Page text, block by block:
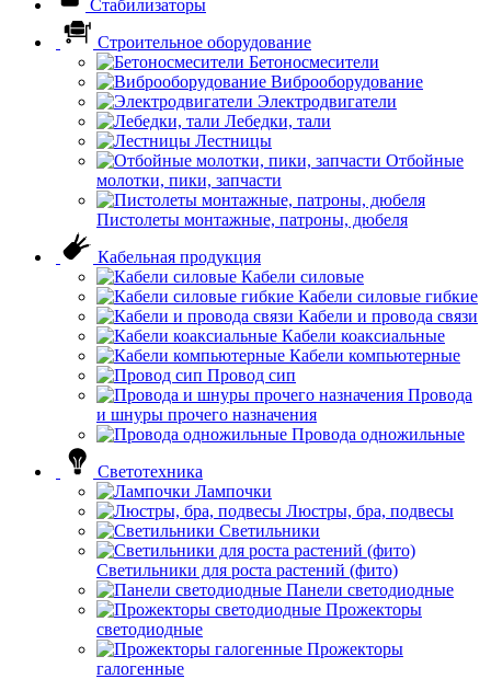
Стабилизаторы
Строительное оборудование
Бетоносмесители
Виброоборудование
Электродвигатели
Лебедки, тали
Лестницы
Отбойные
молотки, пики, запчасти
Пистолеты монтажные, патроны, дюбеля
Кабельная продукция
Кабели силовые
Кабели силовые гибкие
Кабели и провода связи
Кабели коаксиальные
Кабели компьютерные
Провод сип
Провода
и шнуры прочего назначения
Провода одножильные
Светотехника
Лампочки
Люстры, бра, подвесы
Светильники
Светильники для роста растений (фито)
Панели светодиодные
Прожекторы
светодиодные
Прожекторы
галогенные